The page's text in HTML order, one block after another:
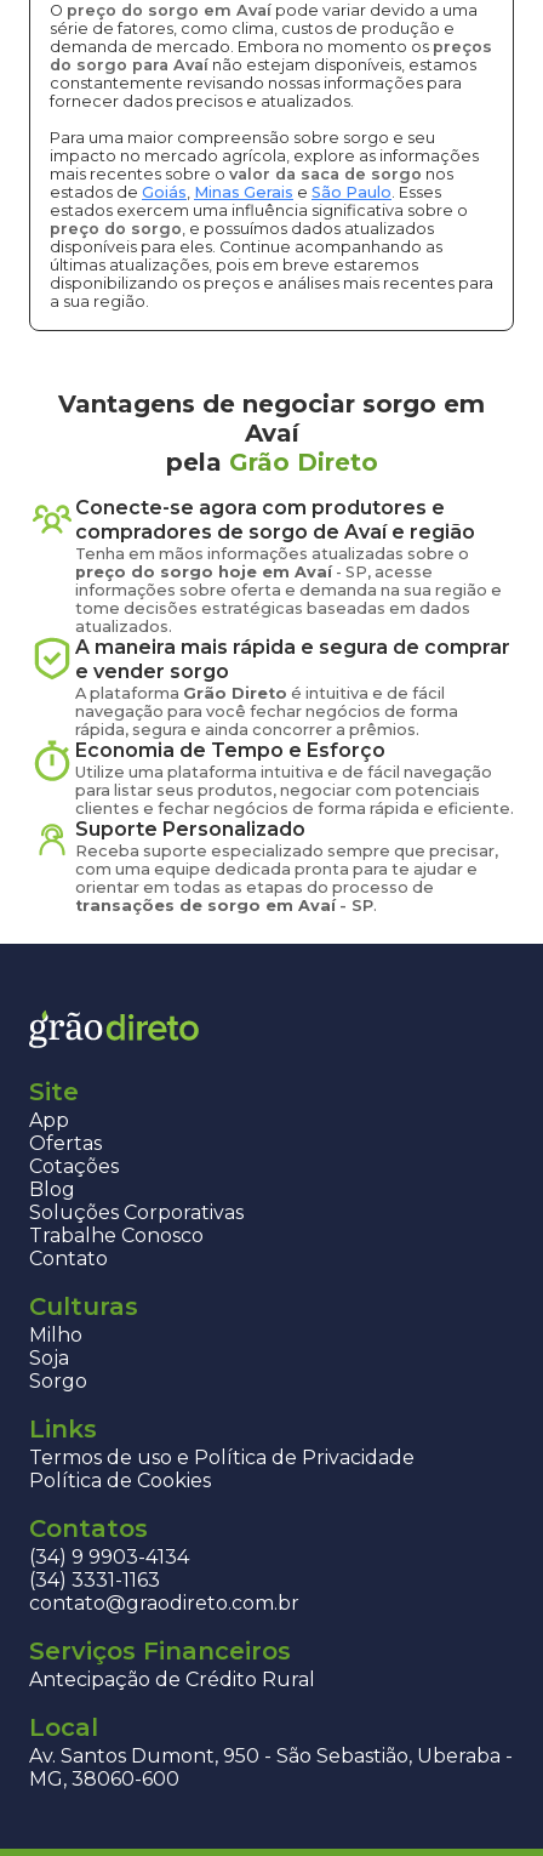
O preço do sorgo em Avaí pode variar devido a uma
série de fatores, como clima, custos de produção e
demanda de mercado. Embora no momento os preços
do sorgo para Avaí não estejam disponíveis, estamos
constantemente revisando nossas informações para
fornecer dados precisos e atualizados.
Para uma maior compreensão sobre sorgo e seu
impacto no mercado agrícola, explore as informações
mais recentes sobre o valor da saca de sorgo nos
estados de Goiás, Minas Gerais e São Paulo. Esses
estados exercem uma influência significativa sobre o
preço do sorgo, e possuímos dados atualizados
disponíveis para eles. Continue acompanhando as
últimas atualizações, pois em breve estaremos
disponibilizando os preços e análises mais recentes para
a sua região.
Vantagens de negociar sorgo em
Avaí
pela Grão Direto
Conecte-se agora com produtores e
compradores de sorgo de Avaíe região
Tenha em mãos informações atualizadas sobre o
preço do sorgo hoje em Avaí - SP, acesse
informações sobre oferta e demanda na sua região e
tome decisões estratégicas baseadas em dados
atualizados.
A maneira mais rápida e segura de comprar
e vender sorgo
A plataforma Grão Direto é intuitiva e de fácil
navegação para você fechar negócios de forma
rápida, segura e ainda concorrer a prêmios.
Economia de Tempo e Esforço
Utilize uma plataforma intuitiva e de fácil navegação
para listar seus produtos, negociar com potenciais
clientes e fechar negócios de forma rápida e eficiente.
Suporte Personalizado
Receba suporte especializado sempre que precisar,
com uma equipe dedicada pronta para te ajudar e
orientar em todas as etapas do processo de
transações de sorgo em Avaí - SP.
Site
App
Ofertas
Cotações
Blog
Soluções Corporativas
Trabalhe Conosco
Contato
Culturas
Milho
Soja
Sorgo
Links
Termos de uso e Política de Privacidade
Política de Cookies
Contatos
(34) 9 9903-4134
(34) 3331-1163
contato@graodireto.com.br
Serviços Financeiros
Antecipação de Crédito Rural
Local
Av. Santos Dumont, 950 - São Sebastião, Uberaba -
MG, 38060-600